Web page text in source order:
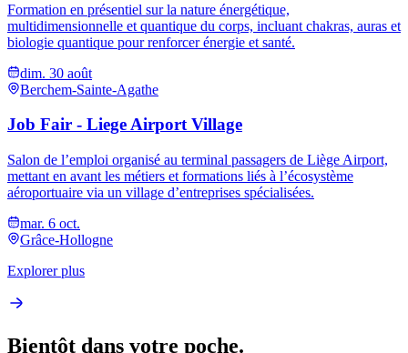
Formation en présentiel sur la nature énergétique,
multidimensionnelle et quantique du corps, incluant chakras, auras et
biologie quantique pour renforcer énergie et santé.
dim. 30 août
Berchem-Sainte-Agathe
Job Fair - Liege Airport Village
Salon de l’emploi organisé au terminal passagers de Liège Airport,
mettant en avant les métiers et formations liés à l’écosystème
aéroportuaire via un village d’entreprises spécialisées.
mar. 6 oct.
Grâce-Hollogne
Explorer plus
Bientôt dans votre poche.